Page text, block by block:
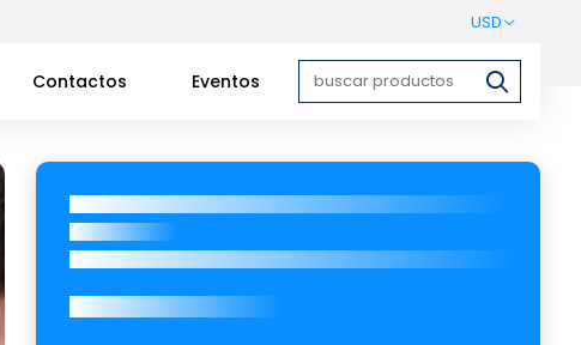
USD
Contactos Eventos